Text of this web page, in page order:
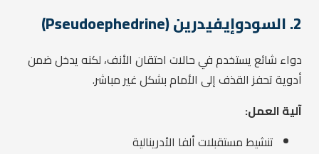
2. السودوإيفيدرين (Pseudoephedrine)
دواء شائع يستخدم في حالات احتقان الأنف، لكنه يدخل ضمن
أدوية تحفز القذف إلى الأمام بشكل غير مباشر.
آلية العمل:
تنشيط مستقبلات ألفا الأدرينالية